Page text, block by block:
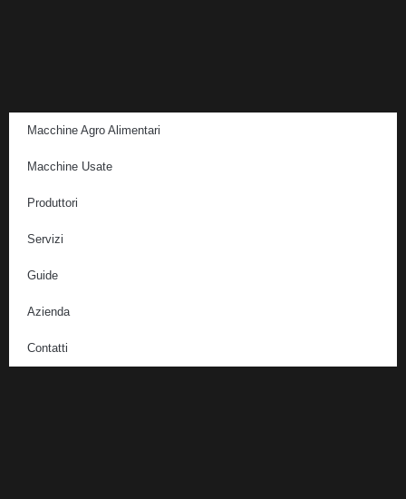
Macchine Agro Alimentari
Macchine Usate
Produttori
Servizi
Guide
Azienda
Contatti